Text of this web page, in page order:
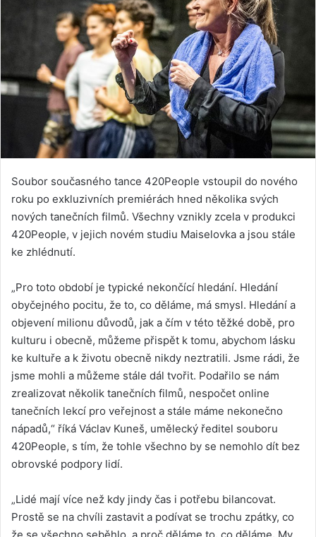
Soubor současného tance 420People vstoupil do nového
roku po exkluzivních premiérách hned několika svých
nových tanečních filmů. Všechny vznikly zcela v produkci
420People, v jejich novém studiu Maiselovka a jsou stále
ke zhlédnutí.
„Pro toto období je typické nekončící hledání. Hledání
obyčejného pocitu, že to, co děláme, má smysl. Hledání a
objevení milionu důvodů, jak a čím v této těžké době, pro
kulturu i obecně, můžeme přispět k tomu, abychom lásku
ke kultuře a k životu obecně nikdy neztratili. Jsme rádi, že
jsme mohli a můžeme stále dál tvořit. Podařilo se nám
zrealizovat několik tanečních filmů, nespočet online
tanečních lekcí pro veřejnost a stále máme nekonečno
nápadů,“ říká Václav Kuneš, umělecký ředitel souboru
420People, s tím, že tohle všechno by se nemohlo dít bez
obrovské podpory lidí.
„Lidé mají více než kdy jindy čas i potřebu bilancovat.
Prostě se na chvíli zastavit a podívat se trochu zpátky, co
že se všechno seběhlo, a proč děláme to, co děláme. My